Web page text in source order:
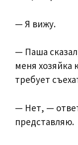
— Я вижу.
— Паша
меня хозяйка
требует
— Нет, —
представляю.